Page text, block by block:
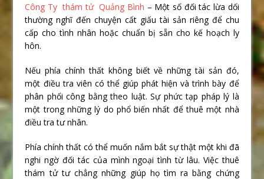
Công Ty thám tử Quảng Bình – Một số đối tác lừa dối
thường nghĩ đến chuyện cất giấu tài sản riêng để chu
cấp cho tình nhân hoặc chuẩn bị sẵn cho kế hoạch ly
hôn.
Nếu phía chính thất không biết về những tài sản đó,
một điều tra viên có thể giúp phát hiện và trình bày để
phân phối công bằng theo luật. Sự phức tạp pháp lý là
một trong những lý do phổ biến nhất để thuê một nhà
điều tra tư nhân.
Phía chính thất có thể muốn nắm bắt sự thật một khi đã
nghi ngờ đối tác của mình ngoại tình từ lâu. Việc thuê
thám tử tư chẳng những giúp họ tìm ra bằng chứng